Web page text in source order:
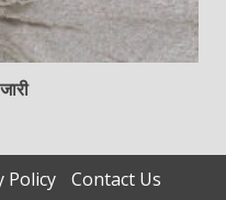
Policy Contact Us